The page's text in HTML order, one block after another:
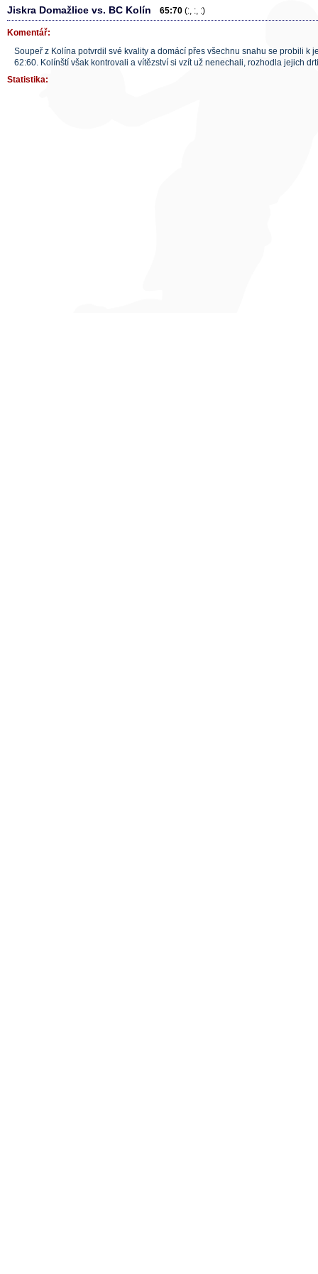
Jiskra Domažlice vs. BC Kolín 65:70 (:, :, :)
Komentář:
Soupeř z Kolína potvrdil své kvality a domácí přes všechnu snahu se probili k
62:60. Kolínští však kontrovali a vítězství si vzít už nenechali, rozhodla jejich
Statistika: